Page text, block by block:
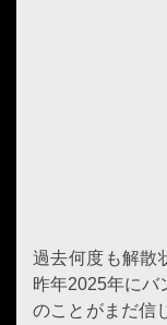
過去何度も解散
昨年2025年にバ
のことがまだ信